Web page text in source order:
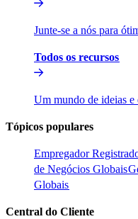
Junte-se a nós para
Todos os recursos​​
Um mundo de ideias e
Tópicos populares​​
Empregador
de Negócios Globais​​
Globais​​
Central do Cliente​​